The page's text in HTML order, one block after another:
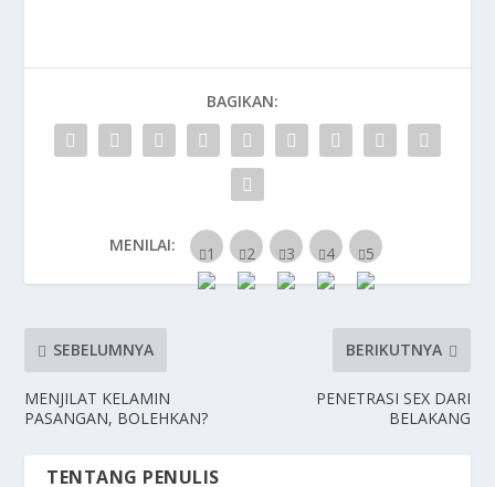
BAGIKAN:
MENILAI:
SEBELUMNYA
MENJILAT KELAMIN
PASANGAN, BOLEHKAN?
BERIKUTNYA
PENETRASI SEX DARI
BELAKANG
TENTANG PENULIS